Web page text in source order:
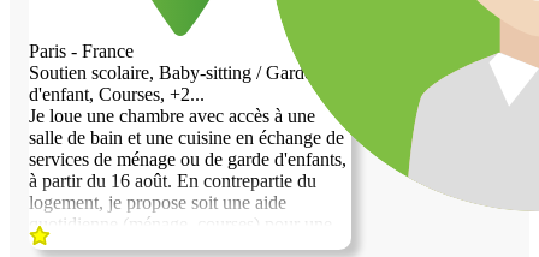
Paris - France
Soutien scolaire, Baby-sitting / Garde
d'enfant, Courses, +2...
Je loue une chambre avec accès à une
salle de bain et une cuisine en échange de
services de ménage ou de garde d'enfants,
à partir du 16 août. En contrepartie du
logement, je propose soit une aide
quotidienne (ménage, courses) pour une
personne âgée, soit une garde d'enfants et